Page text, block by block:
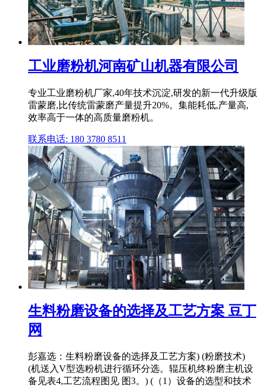
工业磨粉机河南矿山机器有限公司
专业工业磨粉机厂家,40年技术沉淀,研发的新一代升级版
雷蒙磨,比传统雷蒙磨产量提升20%。集能耗低,产量高,
效率高于一体的高质量磨粉机。
联系电话: 180 3780 8511
生料粉磨设备的选择及工艺方案 豆丁
网
彭嘉选：生料粉磨设备的选择及工艺方案) (粉磨技术)
(机送入V型选粉机进行循环分选。辊压机终粉磨主机设
备见表4,工艺流程图见 图3。) (（1）设备的选型和技术